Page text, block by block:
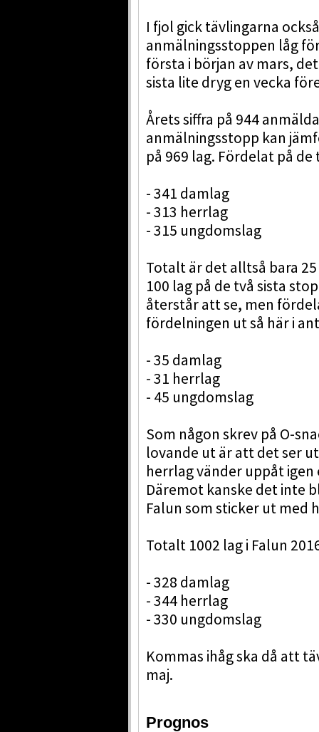
I fjol gick tävlingarna
anmälningsstoppen låg
första i början av mars,
sista lite dryg en vecka
Årets siffra på 944
anmälningsstopp kan
på 969 lag. Fördelat på
- 341 damlag
- 313 herrlag
- 315 ungdomslag
Totalt är det alltså bara
100 lag på de två sista
återstår att se, men
fördelningen ut så här i
- 35 damlag
- 31 herrlag
- 45 ungdomslag
Som någon skrev på O-
lovande ut är att det ser
herrlag vänder uppåt
Däremot kanske det inte
Falun som sticker ut med
Totalt 1002 lag i Falun
- 328 damlag
- 344 herrlag
- 330 ungdomslag
Kommas ihåg ska då att
maj.
Prognos